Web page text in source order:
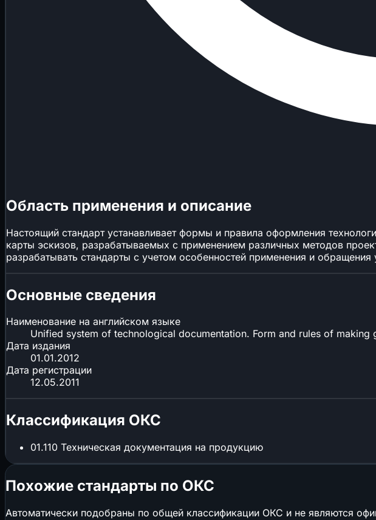
Область применения и описание
Настоящий стандарт устанавливает формы и правила оформления
карты эскизов, разрабатываемых с применением различных методов
разрабатывать стандарты с учетом особенностей применения и
Основные сведения
Наименование на английском языке
Unified system of technological documentation. Form and rules of making
Дата издания
01.01.2012
Дата регистрации
12.05.2011
Классификация ОКС
01.110 Техническая документация на продукцию
Похожие стандарты по ОКС
Автоматически подобраны по общей классификации ОКС и не являются